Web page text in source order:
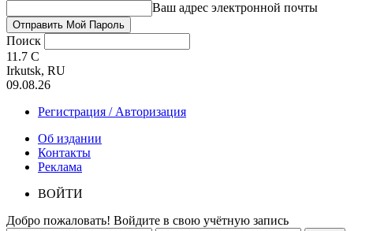
Ваш адрес электронной почты
Поиск
11.7 C
Irkutsk, RU
09.08.26
Регистрация / Авторизация
Об издании
Контакты
Реклама
ВОЙТИ
Добро пожаловать! Войдите в свою учётную запись